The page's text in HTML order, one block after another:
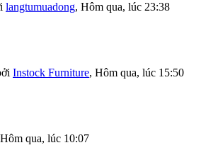
langtumuadong, Hôm qua, lúc 23:38
Instock Furniture, Hôm qua, lúc 15:50
Hôm qua, lúc 10:07